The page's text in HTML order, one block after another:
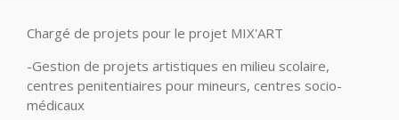
Chargé de projets pour le projet MIX'ART
-Gestion de projets artistiques en milieu scolaire,
centres penitentiaires pour mineurs, centres socio-
médicaux